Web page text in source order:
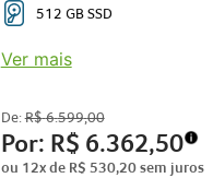
512 GB SSD
Ver mais
De:R$6.599,00
Por: R$ 6.362,50
ou 12x de R$ 530,20sem juros